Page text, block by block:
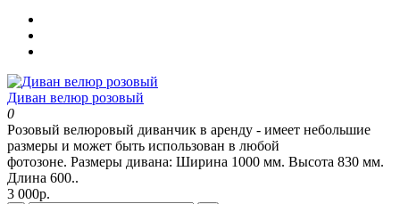
Диван велюр розовый
0
Розовый велюровый диванчик в аренду - имеет небольшие
размеры и может быть использован в любой
фотозоне. Размеры дивана: Ширина 1000 мм. Высота 830 мм.
Длина 600..
3 000р.